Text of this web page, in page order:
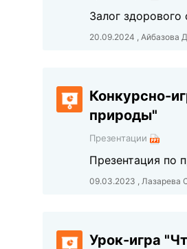
Залог здорового
20.09.2024 , Айбазова
Конкурсно-
природы"
Презентации
Презентация по
09.03.2023 , Лазарева
Урок-игра